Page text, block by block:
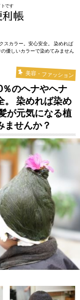
です
スカラー。安心安全。 染めれば
優しいカラーで染めてみません
美容・ファッション
％のヘナやヘナ
。 染めれば染め
が元気になる植
ませんか？